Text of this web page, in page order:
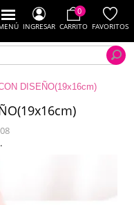
INGRESAR
0
CARRITO FAVORITOS
DISEÑO(19x16cm)